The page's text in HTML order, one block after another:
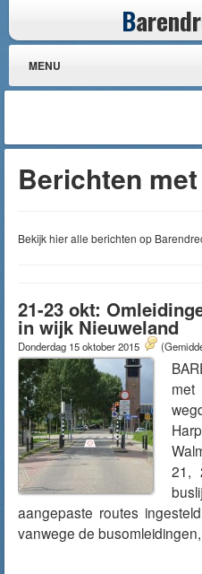
B
MENU
Berichten
Bekijk hier alle berichten op
21-23 okt:
in wijk Nieuweland
Donderdag 15 oktober 2015
21,
aangepaste routes
vanwege de